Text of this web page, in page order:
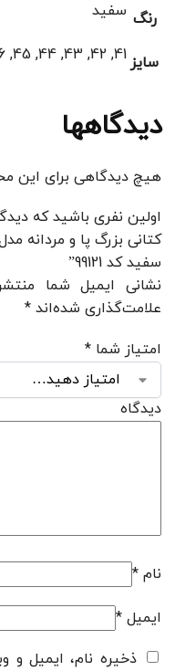
رنگ سفید
سایز 41, 42, 43, 44, 45, 46, 47, 48
دیدگاهها
هیچ دیدگاهی برای این
اولین نفری باشید که
سفید کد 99121”
نشانی ایمیل شما
علامت‌گذاری شده‌اند *
امتیاز شما *
نام *
ایمیل *
ذخیره نام، ایمیل و